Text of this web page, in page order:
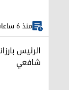
منذ 6 ساعات
الرئيس
شافعي